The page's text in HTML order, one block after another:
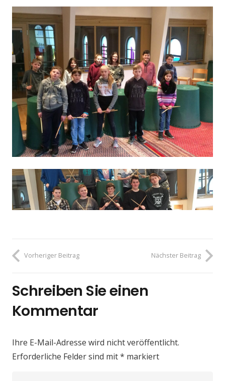
Vorheriger Beitrag Nächster Beitrag
Schreiben Sie einen
Kommentar
Ihre E-Mail-Adresse wird nicht veröffentlicht.
Erforderliche Felder sind mit* markiert